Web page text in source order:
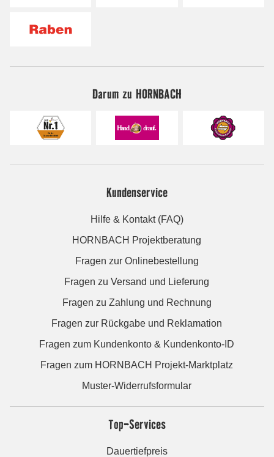
Darum zu HORNBACH
Kundenservice
Hilfe & Kontakt (FAQ)
HORNBACH Projektberatung
Fragen zur Onlinebestellung
Fragen zu Versand und Lieferung
Fragen zu Zahlung und Rechnung
Fragen zur Rückgabe und Reklamation
Fragen zum Kundenkonto & Kundenkonto-ID
Fragen zum HORNBACH Projekt-Marktplatz
Muster-Widerrufsformular
Top-Services
Dauertiefpreis